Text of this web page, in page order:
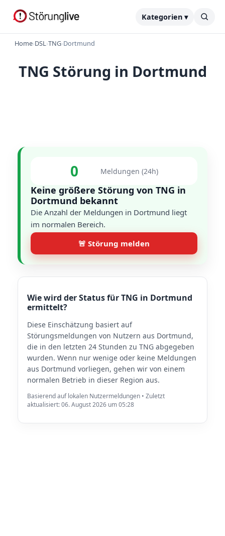
Kategorien ▾
Home›DSL›TNG›Dortmund
TNG Störung in Dortmund
0 Meldungen (24h)
Keine größere Störung von TNG in
Dortmund bekannt
Die Anzahl der Meldungen in Dortmund liegt
im normalen Bereich.
🚨 Störung melden
Wie wird der Status für TNG in Dortmund
ermittelt?
Diese Einschätzung basiert auf
Störungsmeldungen von Nutzern aus Dortmund,
die in den letzten 24 Stunden zu TNG abgegeben
wurden. Wenn nur wenige oder keine Meldungen
aus Dortmund vorliegen, gehen wir von einem
normalen Betrieb in dieser Region aus.
Basierend auf lokalen Nutzermeldungen • Zuletzt
aktualisiert: 06. August 2026 um 05:28